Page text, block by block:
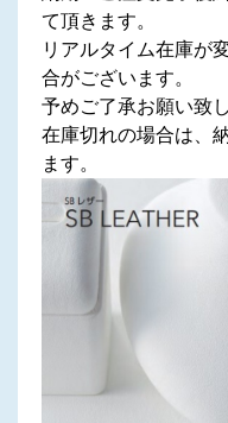
て頂きます。
リアルタイム在庫が
合がございます。
予めご了承お願い致
在庫切れの場合は、
ます。